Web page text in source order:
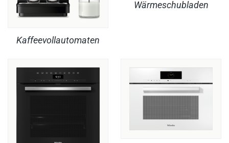
Kaffeevollautomaten
Wärmeschubladen